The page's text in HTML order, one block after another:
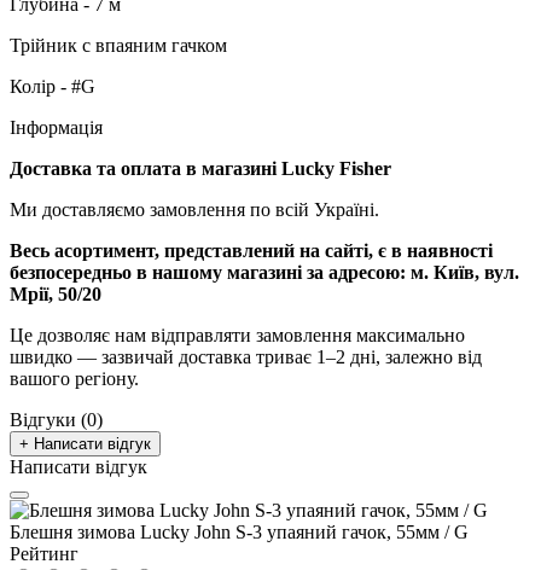
Трійник c впаяним гачком
Колір - #G
Інформація
Доставка та оплата в магазині Lucky Fisher
Ми доставляємо замовлення по всій Україні.
Весь асортимент, представлений на сайті, є в наявності
безпосередньо в нашому магазині за адресою: м. Київ, вул.
Мрії, 50/20
Це дозволяє нам відправляти замовлення максимально
швидко — зазвичай доставка триває 1–2 дні, залежно від
вашого регіону.
Відгуки (0)
+ Написати відгук
Написати відгук
Блешня зимова Lucky John S-3 упаяний гачок, 55мм / G
Рейтинг